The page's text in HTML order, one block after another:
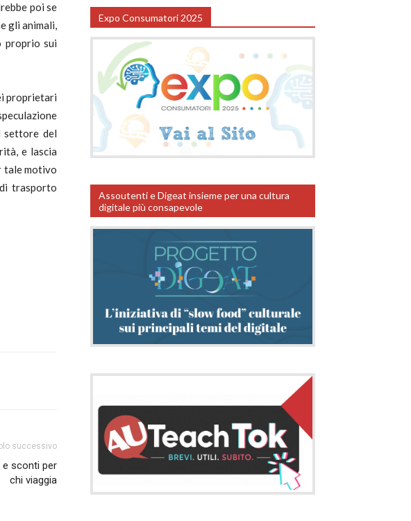
poi se
gli animali,
proprio sui
proprietari
settore del
e lascia
tale motivo
trasporto
successivo
e sconti per
chi viaggia
Expo Consumatori 2025
Assoutenti e Digeat insieme per una cultura
digitale più consapevole